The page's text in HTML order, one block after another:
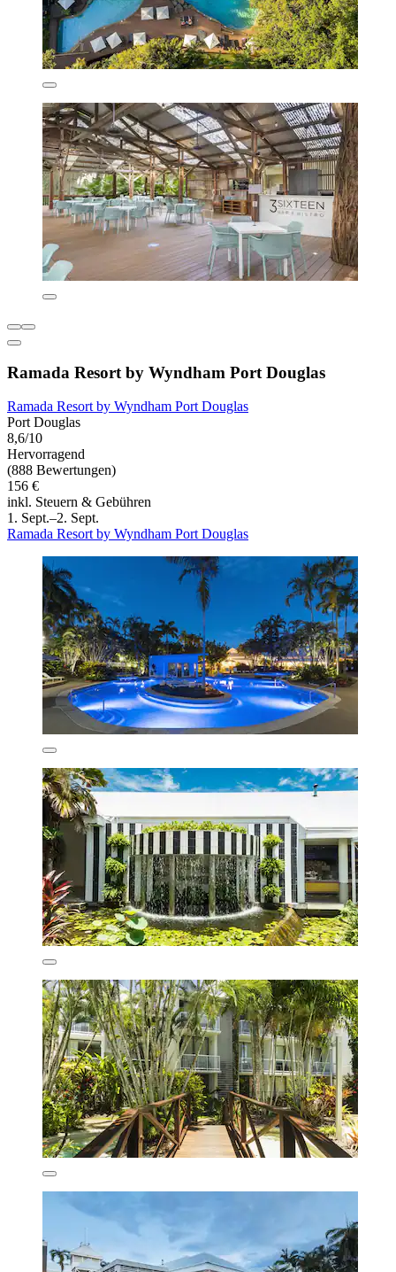
Ramada Resort by Wyndham Port Douglas
Ramada Resort by Wyndham Port Douglas
Port Douglas
8,6/10
Hervorragend
(888 Bewertungen)
156 €
inkl. Steuern & Gebühren
1. Sept.–2. Sept.
Ramada Resort by Wyndham Port Douglas